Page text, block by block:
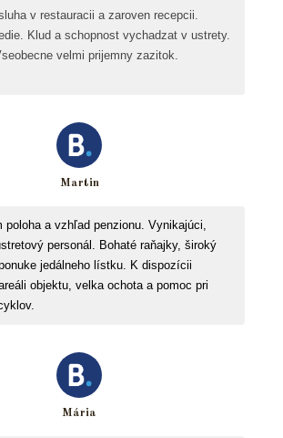
v restauracii a zaroven recepcii.
Klud a schopnost vychadzat v ustrety.
velmi prijemny zazitok.
Martin
poloha a vzhľad penzionu. Vynikajúci,
personál. Bohaté raňajky, široký
jedálneho lístku. K dispozícii
objektu, velka ochota a pomoc pri
Mária